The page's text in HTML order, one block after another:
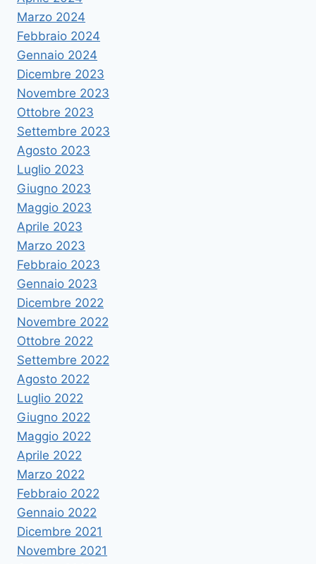
Marzo 2024
Febbraio 2024
Gennaio 2024
Dicembre 2023
Novembre 2023
Ottobre 2023
Settembre 2023
Agosto 2023
Luglio 2023
Giugno 2023
Maggio 2023
Aprile 2023
Marzo 2023
Febbraio 2023
Gennaio 2023
Dicembre 2022
Novembre 2022
Ottobre 2022
Settembre 2022
Agosto 2022
Luglio 2022
Giugno 2022
Maggio 2022
Aprile 2022
Marzo 2022
Febbraio 2022
Gennaio 2022
Dicembre 2021
Novembre 2021